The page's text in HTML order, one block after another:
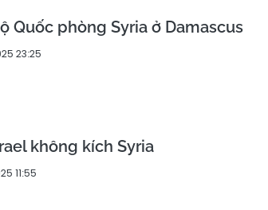
Quốc phòng Syria ở Damascus
23:25
không kích Syria
11:55